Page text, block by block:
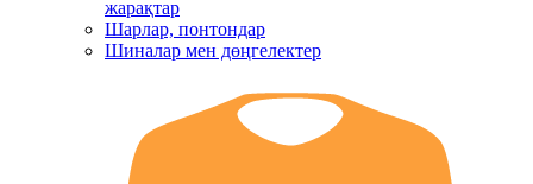
жарақтар
Шарлар, понтондар
Шиналар мен дөңгелектер